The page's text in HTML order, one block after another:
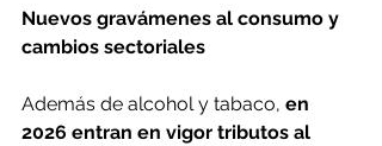
Nuevos gravámenes al consumo y
cambios sectoriales
Además de alcohol y tabaco, en
2026 entran en vigor tributos al